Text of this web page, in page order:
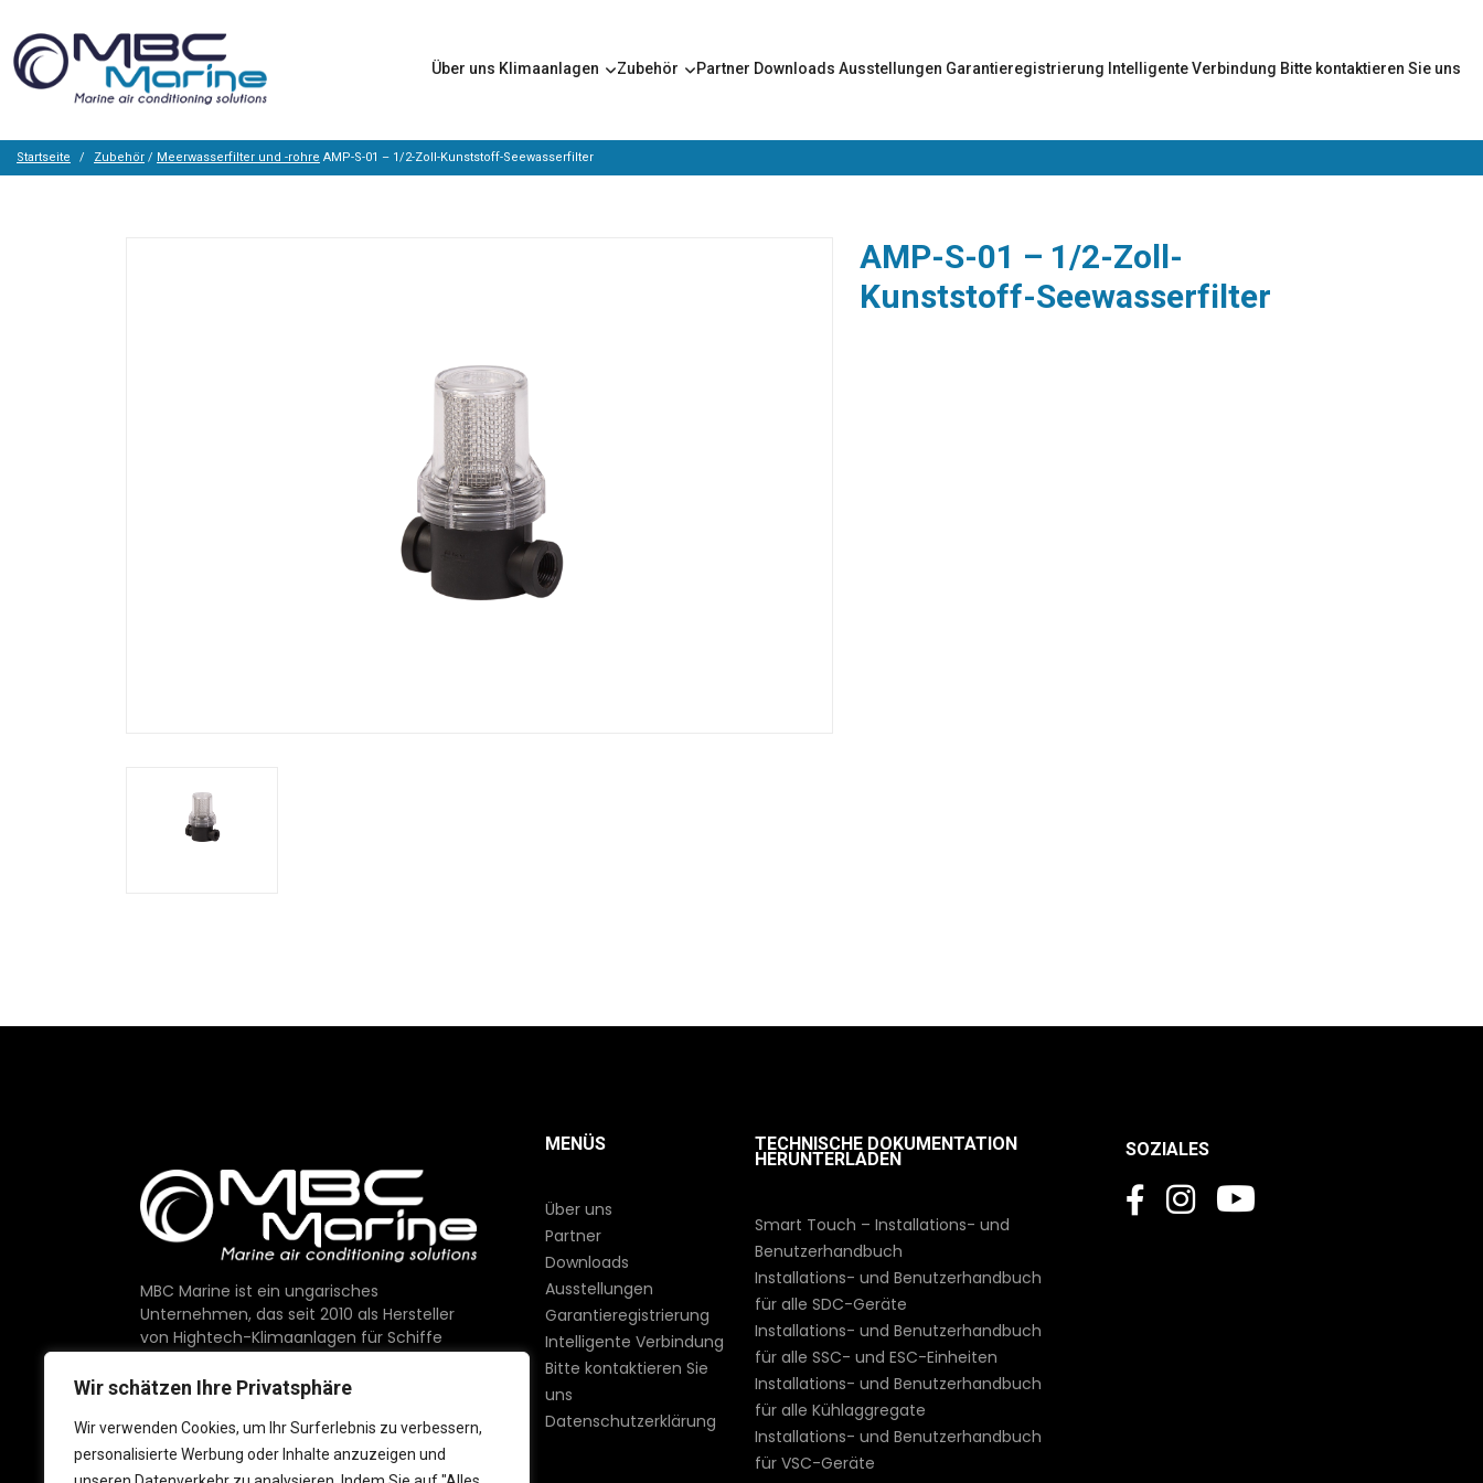
Wir schätzen Ihre Privatsphäre
Wir verwenden Cookies, um Ihr Surferlebnis zu verbessern,
personalisierte Werbung oder Inhalte anzuzeigen und
Über uns Klimaanlagen Zubehör Partner Downloads Ausstellungen Garantieregistrierung Intelligente Verbindung Bitte kontaktieren Sie uns
Startseite Zubehör / Meerwasserfilter und -rohre AMP-S-01 – 1/2-Zoll-Kunststoff-Seewasserfilter
AMP-S-01 – 1/2-Zoll-
Kunststoff-Seewasserfilter
MBC Marine ist ein ungarisches
Unternehmen, das seit 2010 als Hersteller
von Hightech-Klimaanlagen für Schiffe
Wir bieten Komponenten von höchster
Qualität, die auf dem Markt erhältlich sind
und mit Stolz in der EU hergestellt werden.
MENÜS
Über uns
Partner
Downloads
Ausstellungen
Garantieregistrierung
Intelligente Verbindung
Bitte kontaktieren Sie
uns
Datenschutzerklärung
TECHNISCHE DOKUMENTATION
HERUNTERLADEN
Smart Touch – Installations- und
Benutzerhandbuch
Installations- und Benutzerhandbuch
für alle SDC-Geräte
Installations- und Benutzerhandbuch
für alle SSC- und ESC-Einheiten
Installations- und Benutzerhandbuch
für alle Kühlaggregate
Installations- und Benutzerhandbuch
für VSC-Geräte
SOZIALES